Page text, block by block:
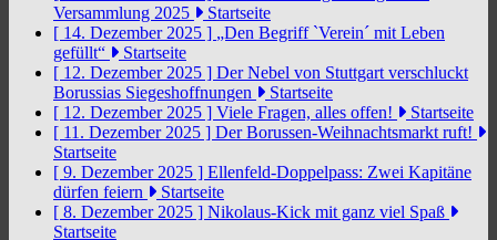
Versammlung 2025
Startseite
[ 14. Dezember 2025 ] „Den Begriff `Verein´ mit Leben
gefüllt“
Startseite
[ 12. Dezember 2025 ] Der Nebel von Stuttgart verschluckt
Borussias Siegeshoffnungen
Startseite
[ 12. Dezember 2025 ] Viele Fragen, alles offen!
Startseite
[ 11. Dezember 2025 ] Der Borussen-Weihnachtsmarkt ruft!
Startseite
[ 9. Dezember 2025 ] Ellenfeld-Doppelpass: Zwei Kapitäne
dürfen feiern
Startseite
[ 8. Dezember 2025 ] Nikolaus-Kick mit ganz viel Spaß
Startseite